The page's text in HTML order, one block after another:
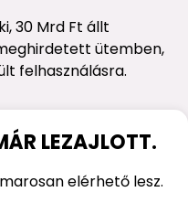
30 Mrd Ft állt
ütemben,
felhasználásra.
LEZAJLOTT.
elérhető lesz.